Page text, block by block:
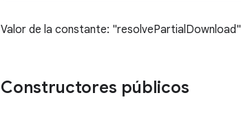
Valor de la constante: "resolvePartialDownload"
Constructores públicos